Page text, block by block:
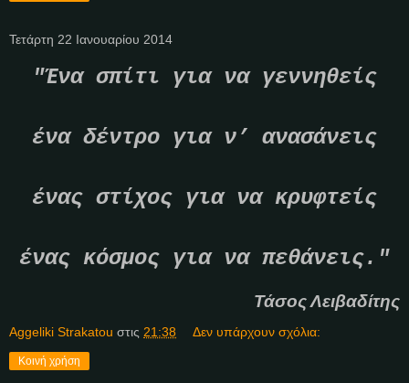
Τετάρτη 22 Ιανουαρίου 2014
"Ένα σπίτι για να γεννηθείς
ένα δέντρο για ν’ ανασάνεις
ένας στίχος για να κρυφτείς
ένας κόσμος για να πεθάνεις."
Τάσος Λειβαδίτης
Aggeliki Strakatou στις 21:38 Δεν υπάρχουν σχόλια:
Κοινή χρήση